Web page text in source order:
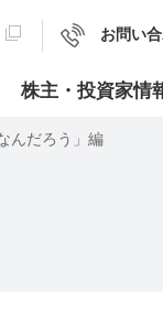
お問い
株主・投資家情
んだろう」編